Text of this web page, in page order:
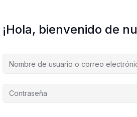
¡Hola, bienvenido de